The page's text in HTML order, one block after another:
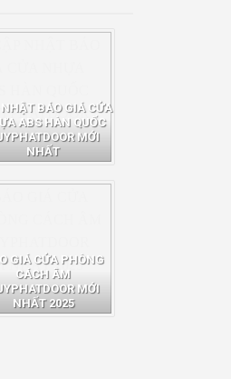
NHẬT BÁO GIÁ CỬA
ABS HÀN QUỐC
MỚI
NHẤT
GIÁ CỬA PHÒNG
CÁCH ÂM
MỚI
NHẤT 2025